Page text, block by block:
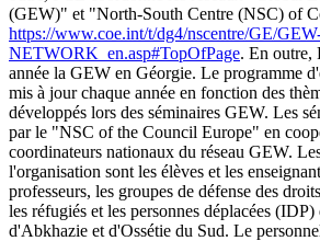
(GEW)" et "North-South Centre (NSC) of
https://www.coe.int/t/dg4/nscentre/GE/
NETWORK_en.asp#TopOfPage. En outre,
année la GEW en Géorgie. Le programme
mis à jour chaque année en fonction des
développés lors des séminaires GEW. Les
par le "NSC of the Council Europe" en
coordinateurs nationaux du réseau GEW.
l'organisation sont les élèves et les
professeurs, les groupes de défense des
les réfugiés et les personnes déplacées
d'Abkhazie et d'Ossétie du Sud. Le